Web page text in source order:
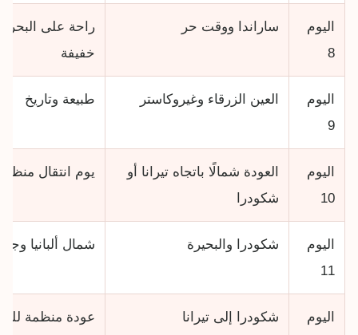
اليوم
8
ساراندا ووقت حر
راحة على البحر
خفيفة
اليوم
9
العين الزرقاء وغيروكاستر طبيعة وتاريخ
اليوم
10
العودة شمالًا باتجاه تيرانا أو
شكودرا
يوم انتقال منظم
اليوم
11
شكودرا والبحيرة شمال ألبانيا
اليوم
شكودرا إلى تيرانا عودة منظمة